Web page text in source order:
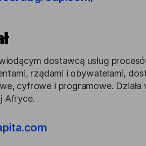
dostawcą usług
rządami i obywatelami,
cyfrowe i programowe. Działa
Afryce.